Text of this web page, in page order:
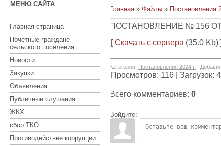
МЕНЮ САЙТА
Главная страница
Почетные граждане
сельского поселения
Новости
Закупки
Объявления
Публичные слушания
ЖКХ
сбор ТКО
Противодействие коррупции
Главная » Файлы » Постановления
ПОСТАНОВЛЕНИЕ № 156 ОТ
[Скачать с сервера (35.0 Kb) ]
Категория: Постановления 2024 г. | Добавил
Просмотров: 116 Загрузок:
Всего комментариев: 0
Войдите: